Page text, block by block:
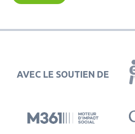
AVEC LE SOUTIEN DE